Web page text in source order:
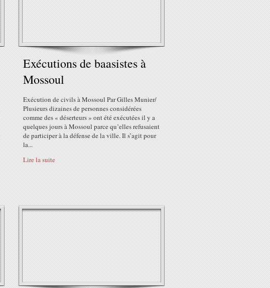
Exécutions de baasistes à
Mossoul
Exécution de civils à Mossoul Par Gilles Munier/
Plusieurs dizaines de personnes considérées
comme des « déserteurs » ont été exécutées il y a
quelques jours à Mossoul parce qu’elles refusaient
de participer à la défense de la ville. Il s’agit pour
la...
Lire la suite